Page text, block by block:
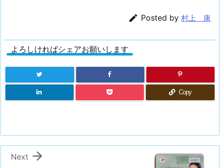
 Posted by 村上 康
よろしければシェアお願いします
Copy

Next